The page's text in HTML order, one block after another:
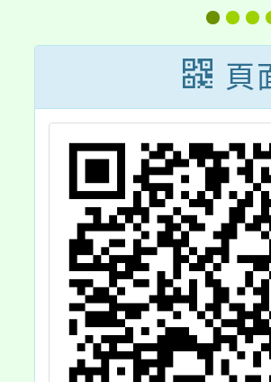
全》國中小教師
線上研習 頁